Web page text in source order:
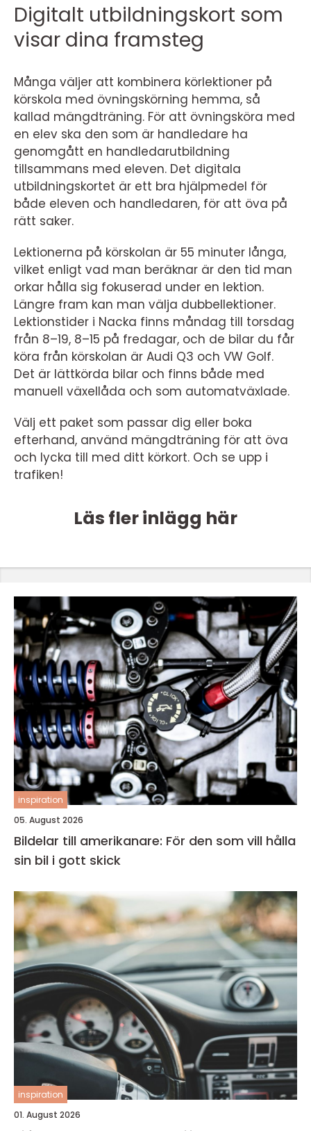
Digitalt utbildningskort som
visar dina framsteg
Många väljer att kombinera körlektioner på
körskola med övningskörning hemma, så
kallad mängdträning. För att övningsköra med
en elev ska den som är handledare ha
genomgått en handledarutbildning
tillsammans med eleven. Det digitala
utbildningskortet är ett bra hjälpmedel för
både eleven och handledaren, för att öva på
rätt saker.
Lektionerna på körskolan är 55 minuter långa,
vilket enligt vad man beräknar är den tid man
orkar hålla sig fokuserad under en lektion.
Längre fram kan man välja dubbellektioner.
Lektionstider i Nacka finns måndag till torsdag
från 8–19, 8–15 på fredagar, och de bilar du får
köra från körskolan är Audi Q3 och VW Golf.
Det är lättkörda bilar och finns både med
manuell växellåda och som automatväxlade.
Välj ett paket som passar dig eller boka
efterhand, använd mängdträning för att öva
och lycka till med ditt körkort. Och se upp i
trafiken!
Läs fler inlägg här
inspiration
05. August 2026
Bildelar till amerikanare: För den som vill hålla
sin bil i gott skick
inspiration
01. August 2026